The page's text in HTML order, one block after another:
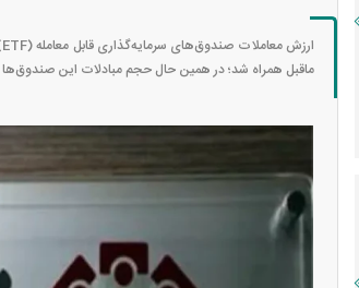
ماقبل همراه شد؛ در همین حال حجم مبادلات این صندوق‌ها نیز ۸۱ درصد افزایش
قیمت‌ها فشرده شده
درآمد